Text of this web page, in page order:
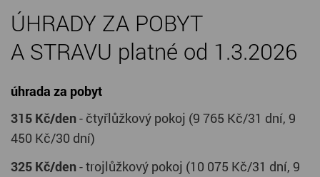
ÚHRADY ZA POBYT
A STRAVU platné od 1.3.2026
úhrada za pobyt
315 Kč/den- čtyřlůžkový pokoj (9 765 Kč/31 dní, 9
450 Kč/30 dní)
325 Kč/den- trojlůžkový pokoj (10 075 Kč/31 dní, 9